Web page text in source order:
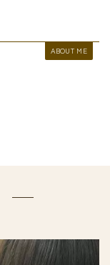
ABOUT ME